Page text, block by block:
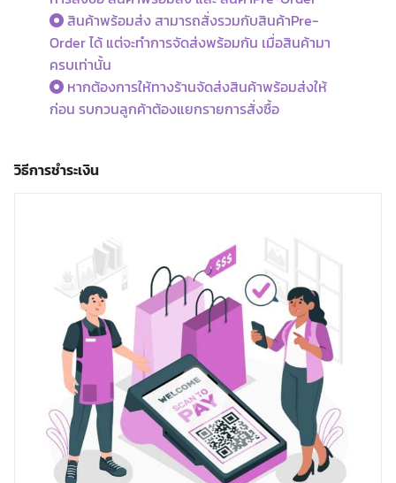
สินค้าพร้อมส่ง สามารถสั่งรวมกับสินค้าPre-
Order ได้ แต่จะทำการจัดส่งพร้อมกัน เมื่อสินค้ามา
ครบเท่านั้น
หากต้องการให้ทางร้านจัดส่งสินค้าพร้อมส่งให้
ก่อน รบกวนลูกค้าต้องแยกรายการสั่งซื้อ
วิธีการชำระเงิน